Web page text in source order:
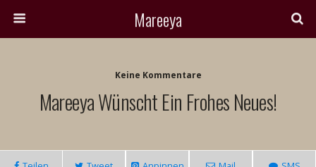
Mareeya
Keine Kommentare
Mareeya Wünscht Ein Frohes Neues!